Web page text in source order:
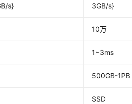
s}
3GB/s}
10万
1~3ms
500GB-1PB
SSD